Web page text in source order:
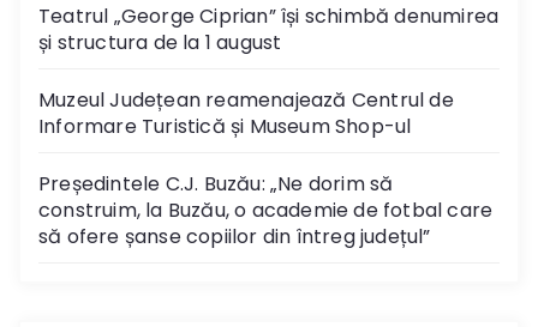
Teatrul „George Ciprian” își schimbă denumirea
și structura de la 1 august
Muzeul Județean reamenajează Centrul de
Informare Turistică și Museum Shop-ul
Președintele C.J. Buzău: „Ne dorim să
construim, la Buzău, o academie de fotbal care
să ofere șanse copiilor din întreg județul”